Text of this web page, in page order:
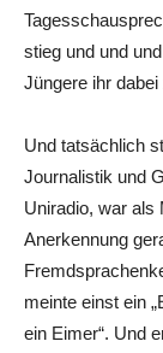
stieg und und
Jüngere ihr dabei
Und tatsächlich
Journalistik und
Uniradio, war als
Anerkennung
meinte einst ein
ein Eimer“. Und